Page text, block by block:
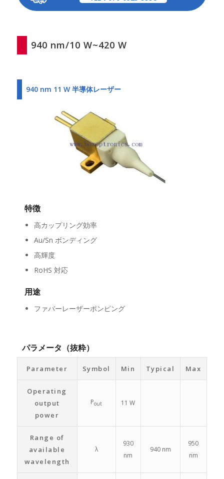
940 nm/10 W~420 W
940 nm 11 W 半導体レーザー
特徴
高カップリング効率
Au/Sn ボンディング
高輝度
RoHS 対応
用途
ファバーレーザーポンピング
パラメータ（抜粋）
Parameter Symbol Min Typical Max
Operating
output
power
Pout 11 W
Range of
available
wavelength
λ
930
nm
940 nm
950
nm